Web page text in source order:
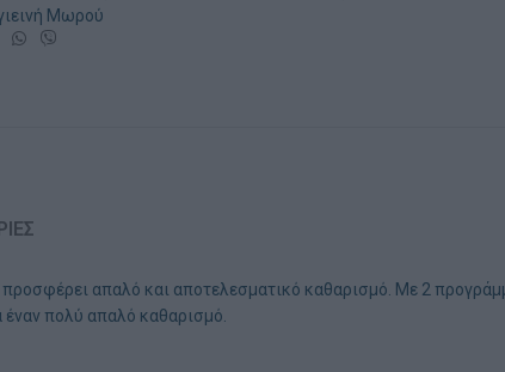
Μωρού
προσφέρει απαλό και αποτελεσματικό καθαρισμό. Με 2
έναν πολύ απαλό καθαρισμό.